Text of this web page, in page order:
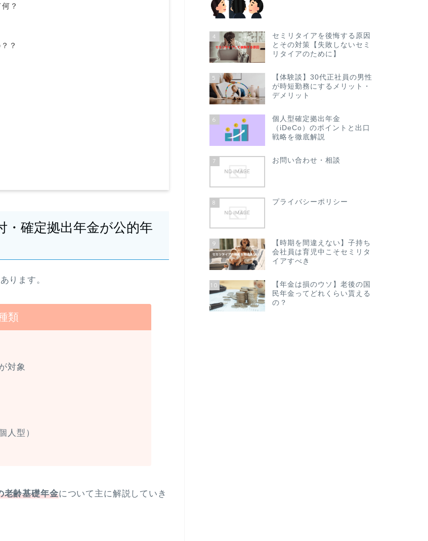
？
？
・確定拠出年金が公的年
ります。
類
対象
人型）
齢基礎年金について主に解説していき
4
セミリタイアを後悔する原因
とその対策【失敗しないセミ
リタイアのために】
5
【体験談】30代正社員の男性
が時短勤務にするメリット・
デメリット
6
個人型確定拠出年金
（iDeCo）のポイントと出口
戦略を徹底解説
7 お問い合わせ・相談
8 プライバシーポリシー
9
【時期を間違えない】子持ち
会社員は育児中こそセミリタ
イアすべき
10
【年金は損のウソ】老後の国
民年金ってどれくらい貰える
の？